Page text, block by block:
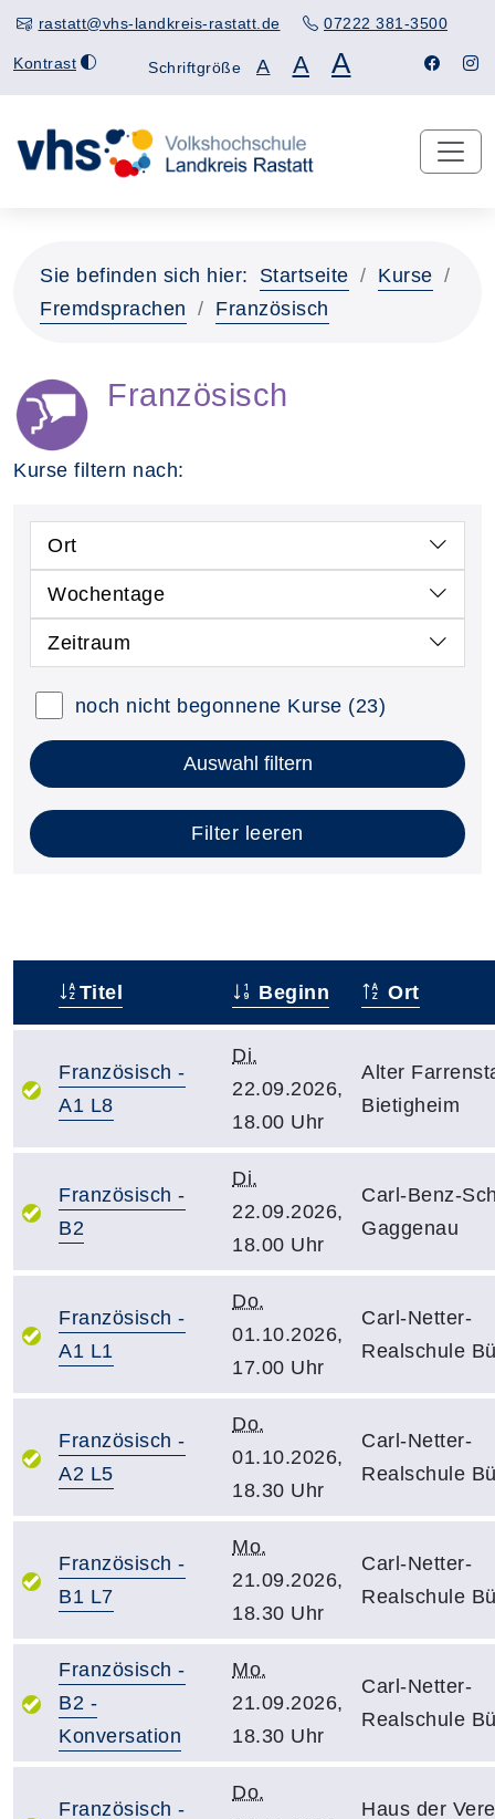
rastatt@vhs-landkreis-rastatt.de 07222 381-3500
Kontrast Schriftgröße A A A
Sie befinden sich hier: Startseite
Kurse
Fremdsprachen
Französisch
Französisch
Kurse filtern nach:
Ort
Wochentage
Zeitraum
noch nicht begonnene Kurse (23)
Auswahl filtern
Filter leeren
Titel Beginn Ort
Französisch -
A1 L8
Di.
22.09.2026,
18.00 Uhr
Alter
Bietigheim
Französisch -
B2
Di.
22.09.2026,
18.00 Uhr
Carl-Benz-
Gaggenau
Französisch -
A1 L1
Do.
01.10.2026,
17.00 Uhr
Carl-Netter-
Realschule
Französisch -
A2 L5
Do.
01.10.2026,
18.30 Uhr
Carl-Netter-
Realschule
Französisch -
B1 L7
Mo.
21.09.2026,
18.30 Uhr
Carl-Netter-
Realschule
Französisch -
B2 -
Konversation
Mo.
21.09.2026,
18.30 Uhr
Carl-Netter-
Realschule
Französisch -
Do.
Haus der